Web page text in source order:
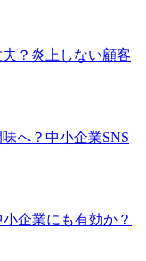
？炎上しない顧客
へ？中小企業SNS
企業にも有効か？